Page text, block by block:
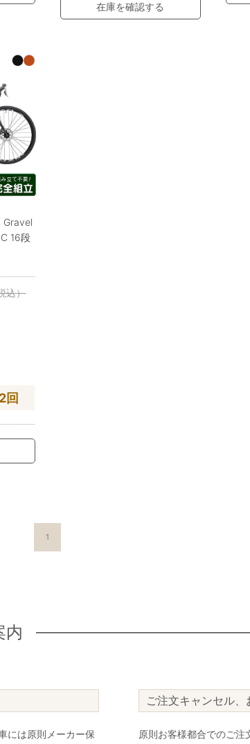
在庫を確認する
Gravel
16段
込）
回
1
内
には原則メーカー保
ご注文キャンセル
原則お客様都合でのご注